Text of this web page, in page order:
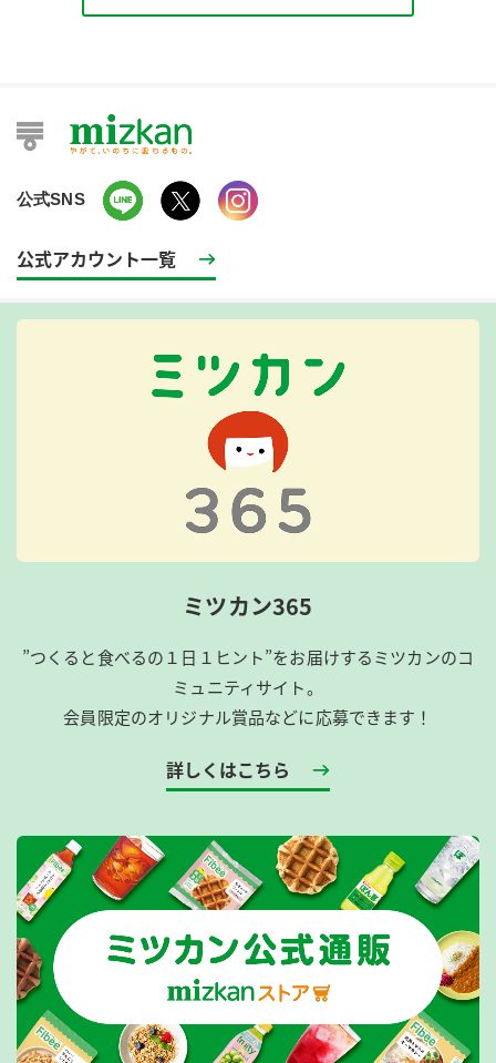
公式SNS
公式アカウント一覧
ミツカン365
”つくると食べるの１日１ヒント”をお届けするミツカンのコ
ミュニティサイト。
会員限定のオリジナル賞品などに応募できます！
詳しくはこちら